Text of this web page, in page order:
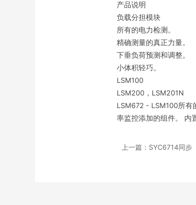
产品说明
负载分担模块
所有的电力检测。
精确测量的真正力量。
下垂负荷预测和调整。
小体积轻巧。
LSM100
LSM200，LSM201N
LSM672 - LSM100所有
率监控添加的组件。 内
上一篇：SYC6714同步